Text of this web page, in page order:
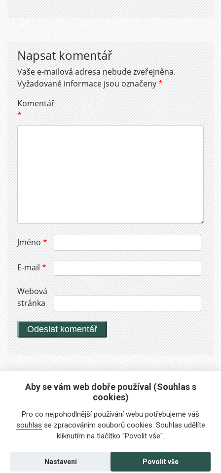
Napsat komentář
Vaše e-mailová adresa nebude zveřejněna.
Vyžadované informace jsou označeny*
Komentář
*
Jméno*
E-mail*
Webová
stránka
Máte zájem o naše služby?
Potřebujete poradit?
info@foreigners.cz
+420 211 221 492
Aby se vám web dobře používal (Souhlas s
cookies)
Pro co nejpohodlnější používání webu potřebujeme váš
souhlas se zpracováním souborů cookies. Souhlas udělíte
kliknutím na tlačítko "Povolit vše".
Povolit vše
Nastavení